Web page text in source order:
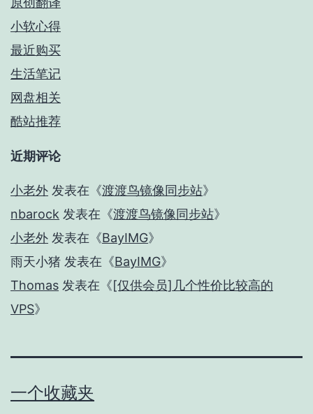
小软心得
最近购买
生活笔记
网盘相关
酷站推荐
近期评论
小老外 发表在《渡渡鸟镜像同步站》
nbarock 发表在《渡渡鸟镜像同步站》
小老外 发表在《BayIMG》
雨天小猪 发表在《BayIMG》
Thomas 发表在《[仅供会员]几个性价比较高的
VPS》
一个收藏夹